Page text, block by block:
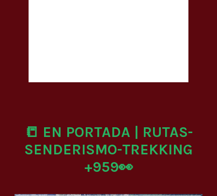
📒 EN PORTADA | RUTAS-
SENDERISMO-TREKKING
+959👀